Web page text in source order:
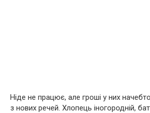
Ніде не працює, але гроші у них
з нових речей. Хлопець іногородній,